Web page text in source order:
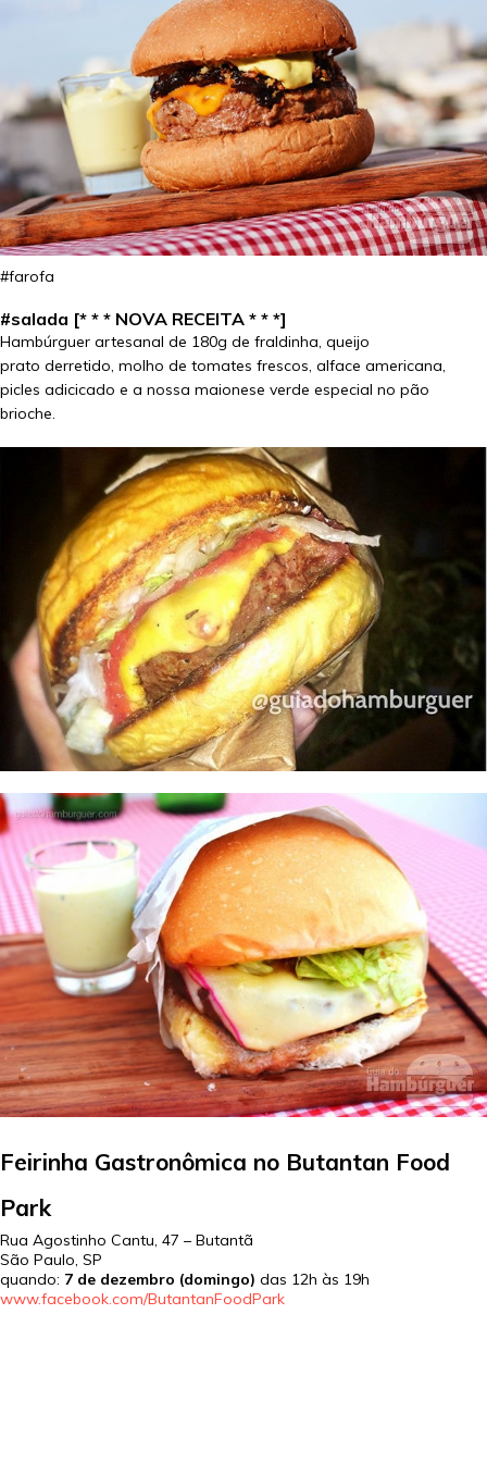
#farofa
#salada [* * * NOVA RECEITA * * *]
Hambúrguer artesanal de 180g de fraldinha, queijo
prato derretido, molho de tomates frescos, alface americana,
picles adicicado e a nossa maionese verde especial no pão
brioche.
Feirinha Gastronômica no Butantan Food
Park
Rua Agostinho Cantu, 47 – Butantã
São Paulo, SP
quando: 7 de dezembro (domingo) das 12h às 19h
www.facebook.com/ButantanFoodPark